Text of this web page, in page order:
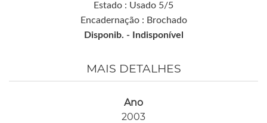
Estado : Usado 5/5
Encadernação : Brochado
Disponib. -
Indisponível
MAIS DETALHES
Ano
2003